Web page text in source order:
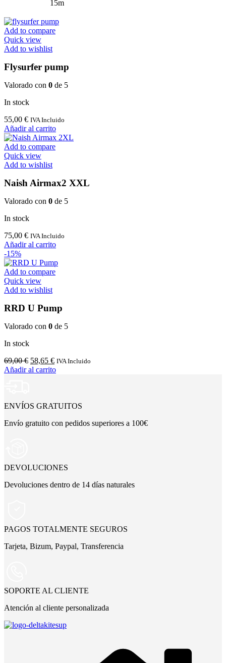
15m
Add to compare
Quick view
Add to wishlist
Flysurfer pump
Valorado con 0 de 5
In stock
55,00 € IVA Incluido
Añadir al carrito
Add to compare
Quick view
Add to wishlist
Naish Airmax2 XXL
Valorado con 0 de 5
In stock
75,00 € IVA Incluido
Añadir al carrito
-15%
Add to compare
Quick view
Add to wishlist
RRD U Pump
Valorado con 0 de 5
In stock
69,00€ El
precio
58,65 €El
precio
IVA Incluido
Añadir al carrito
ENVÍOS GRATUITOS
Envío gratuito con pedidos superiores a 100€
DEVOLUCIONES
Devoluciones dentro de 14 días naturales
PAGOS TOTALMENTE SEGUROS
Tarjeta, Bizum, Paypal, Transferencia
SOPORTE AL CLIENTE
Atención al cliente personalizada